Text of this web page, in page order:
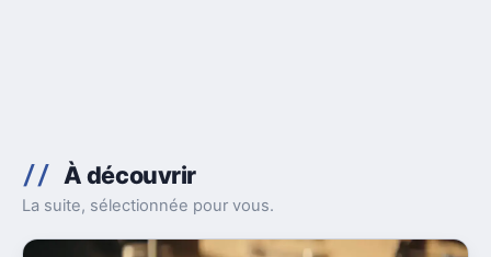
À découvrir
La suite, sélectionnée pour vous.